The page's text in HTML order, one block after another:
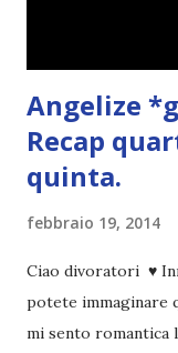
Angelize
Recap
quinta.
febbraio 19, 2014
Ciao divoratori ♥
potete immaginare
mi sento romantica